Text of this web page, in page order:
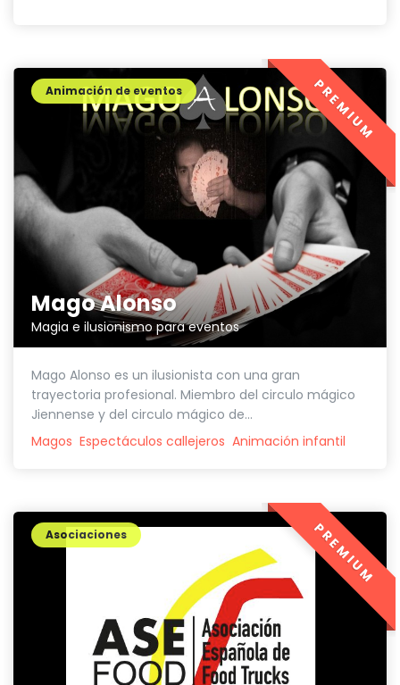
Mago Alonso
Magia e ilusionismo para eventos
Animación de eventos
Mago Alonso es un ilusionista con una gran
trayectoria profesional. Miembro del circulo mágico
Jiennense y del circulo mágico de...
Magos Espectáculos callejeros Animación infantil
PREMIUM
Asociaciones PREMIUM